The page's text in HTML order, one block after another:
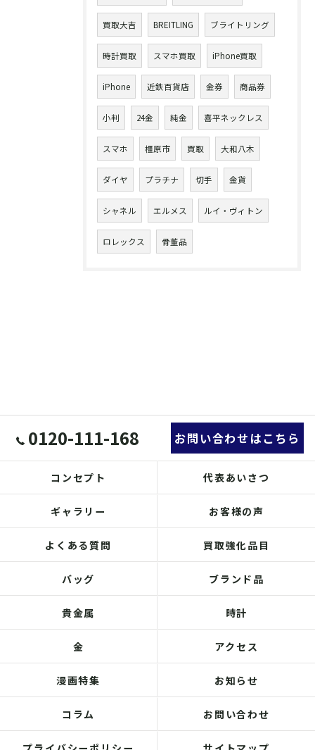
買取大吉 BREITLING ブライトリング
時計買取 スマホ買取 iPhone買取
iPhone 近鉄百貨店 金券 商品券
小判 24金 純金 喜平ネックレス
スマホ 橿原市 買取 大和八木
ダイヤ プラチナ 切手 金貨
シャネル エルメス ルイ・ヴィトン
ロレックス 骨董品
0120-111-168 お問い合わせはこちら
コンセプト 代表あいさつ
ギャラリー お客様の声
よくある質問 買取強化品目
バッグ ブランド品
貴金属 時計
金 アクセス
漫画特集 お知らせ
コラム お問い合わせ